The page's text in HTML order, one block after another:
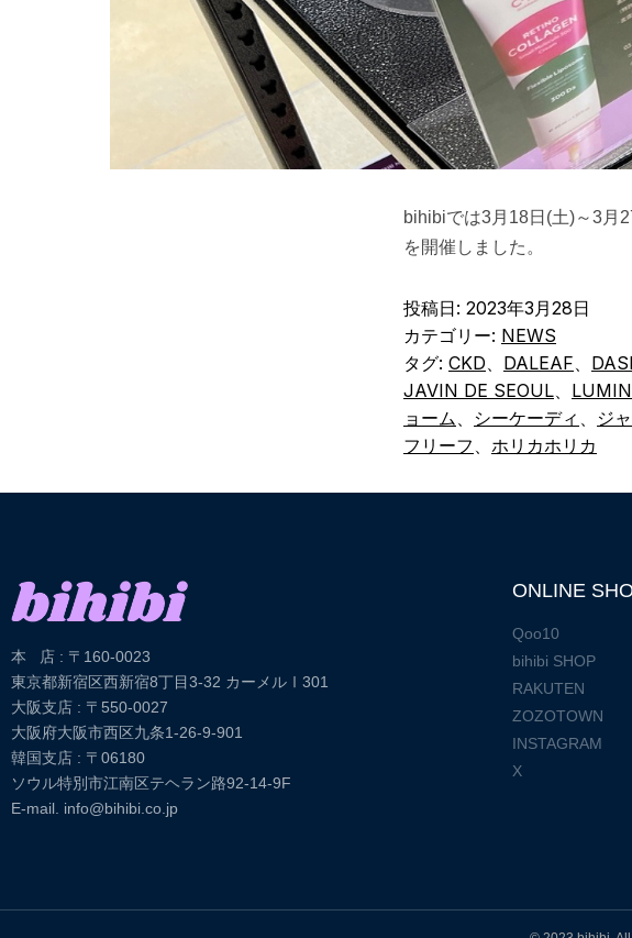
bihibiでは3月18日(土)～3月
を開催しました。
投稿日: 2023年3月28日
カテゴリー: NEWS
タグ: CKD DALEAF
JAVIN DE SEOUL
ョーム
シーケーディ ジ
フリーフ
ホリカホリカ
本 店 : 〒160-0023
東京都新宿区西新宿8丁目3-32 カーメルⅠ301
大阪支店 : 〒550-0027
大阪府大阪市西区九条1-26-9-901
韓国支店 : 〒06180
ソウル特別市江南区テヘラン路92-14-9F
E-mail. info@bihibi.co.jp
ONLINE
Qoo10
bihibi SHOP
RAKUTEN
ZOZOTOWN
INSTAGRAM
X